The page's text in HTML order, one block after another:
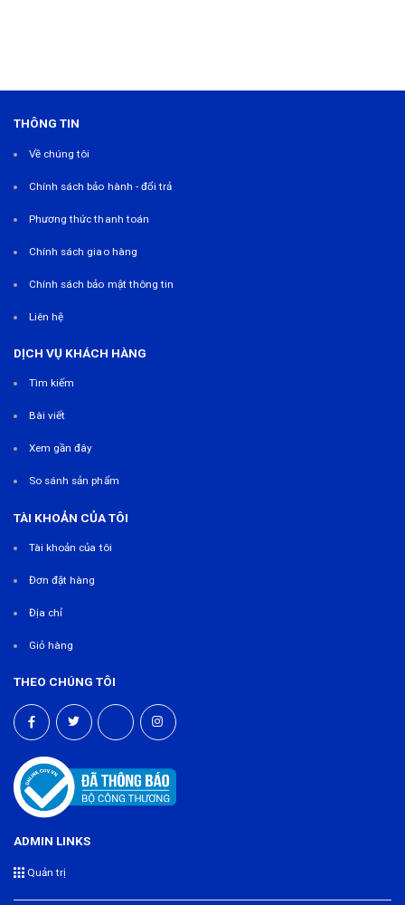
THÔNG TIN
Về chúng tôi
Chính sách bảo hành - đổi trả
Phương thức thanh toán
Chính sách giao hàng
Chính sách bảo mật thông tin
Liên hệ
DỊCH VỤ KHÁCH HÀNG
Tìm kiếm
Bài viết
Xem gần đây
So sánh sản phẩm
TÀI KHOẢN CỦA TÔI
Tài khoản của tôi
Đơn đặt hàng
Địa chỉ
Giỏ hàng
THEO CHÚNG TÔI
ADMIN LINKS
Quản trị